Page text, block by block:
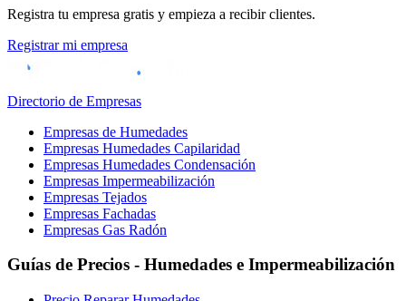
Registra tu empresa gratis y empieza a recibir clientes.
Registrar mi empresa
Directorio de Empresas
Empresas de Humedades
Empresas Humedades Capilaridad
Empresas Humedades Condensación
Empresas Impermeabilización
Empresas Tejados
Empresas Fachadas
Empresas Gas Radón
Guías de Precios - Humedades e Impermeabilización